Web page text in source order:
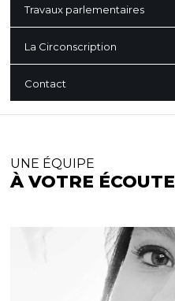
Travaux parlementaires
La Circonscription
Contact
UNE ÉQUIPE
À VOTRE ÉCOUTE